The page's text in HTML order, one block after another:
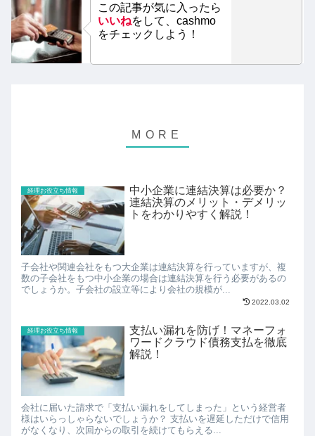
この記事が気に入ったら
いいねをして、cashmo
をチェックしよう！
経理お役立ち情報
中小企業に連結決算は必要か？
連結決算のメリット・デメリッ
トをわかりやすく解説！
子会社や関連会社をもつ大企業は連結決算を行っていますが、複
数の子会社をもつ中小企業の場合は連結決算を行う必要があるの
でしょうか。子会社の設立等により会社の規模が...
2022.03.02
経理お役立ち情報
支払い漏れを防げ！マネーフォ
ワードクラウド債務支払を徹底
解説！
会社に届いた請求で「支払い漏れをしてしまった」という経営者
様はいらっしゃらないでしょうか？ 支払いを遅延しただけで信用
がなくなり、次回からの取引を続けてもらえる...